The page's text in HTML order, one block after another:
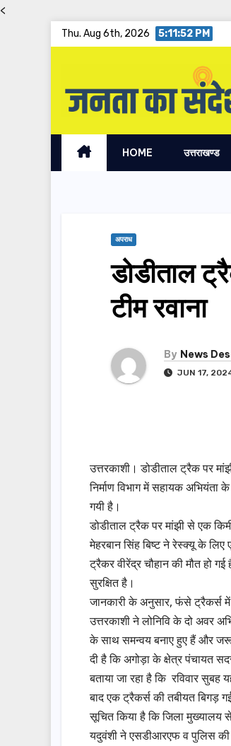
<
Thu. Aug 6th, 2026 5:11:52 PM
HOME उत्तराखण्ड
अपराध
डोडीताल
टीम रवाना
By News
JUN 17,
उत्तरकाशी। डोडीताल ट्रैक पर
निर्माण विभाग में सहायक अभियंता
गयी है।
डोडीताल ट्रैक पर मांझी से एक
मेहरबान सिंह बिष्ट ने रेस्क्यू के
ट्रैकर वीरेंद्र चौहान की मौत हो
सुरक्षित है।
जानकारी के अनुसार, फंसे ट्रैकर्स में
उत्तरकाशी ने लोनिवि के दो अवर
के साथ समन्वय बनाए हुए हैं और
दी है कि अगोड़ा के क्षेत्र पंचायत
बताया जा रहा है कि रविवार सुबह
बाद एक ट्रैकर्स की तबीयत बिगड़
सूचित किया है कि जिला मुख्यालय
यदुवंशी ने एसडीआरएफ व पुलिस की